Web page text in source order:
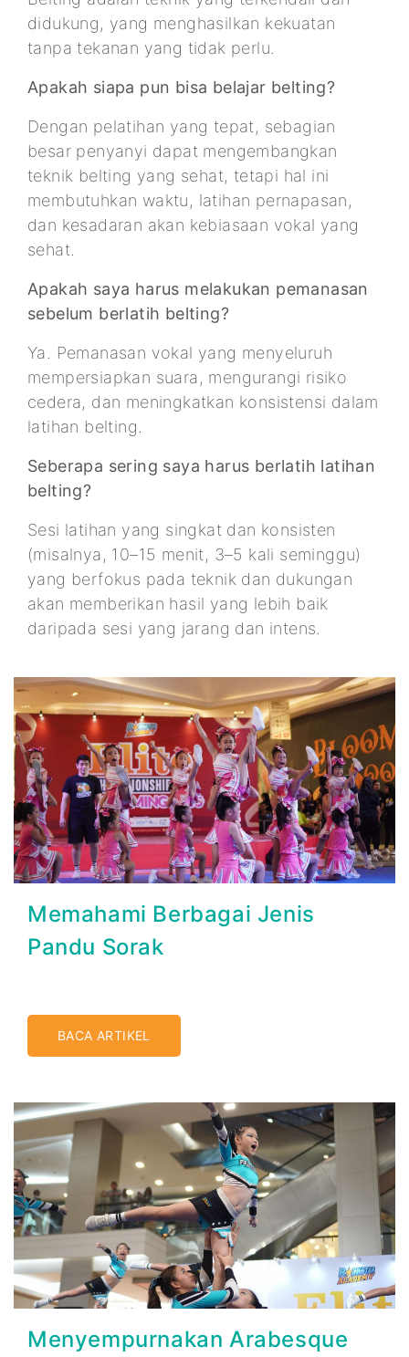
didukung, yang menghasilkan kekuatan
tanpa tekanan yang tidak perlu.
Apakah siapa pun bisa belajar belting?
Dengan pelatihan yang tepat, sebagian
besar penyanyi dapat mengembangkan
teknik belting yang sehat, tetapi hal ini
membutuhkan waktu, latihan pernapasan,
dan kesadaran akan kebiasaan vokal yang
sehat.
Apakah saya harus melakukan pemanasan
sebelum berlatih belting?
Ya. Pemanasan vokal yang menyeluruh
mempersiapkan suara, mengurangi risiko
cedera, dan meningkatkan konsistensi dalam
latihan belting.
Seberapa sering saya harus berlatih latihan
belting?
Sesi latihan yang singkat dan konsisten
(misalnya, 10–15 menit, 3–5 kali seminggu)
yang berfokus pada teknik dan dukungan
akan memberikan hasil yang lebih baik
daripada sesi yang jarang dan intens.
Memahami Berbagai Jenis
Pandu Sorak
BACA ARTIKEL
Menyempurnakan Arabesque